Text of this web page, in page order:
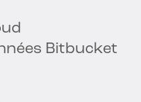
Bitbucket